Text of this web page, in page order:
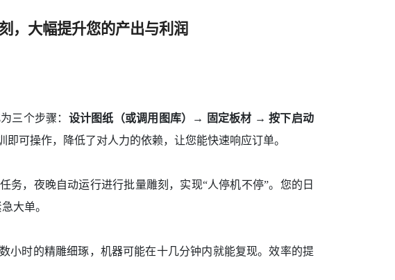
，大幅提升您的产出与利润
三个步骤： 设计图纸（或调用图库）→ 固定板材 → 按下启动
可操作，降低了对人力的依赖，让您能快速响应订单。
务，夜晚自动运行进行批量雕刻，实现“人停机不停”。您的日
大单。
小时的精雕细琢，机器可能在十几分钟内就能复现。效率的提